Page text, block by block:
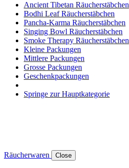
Ancient Tibetan Räucherstäbchen
Bodhi Leaf Räucherstäbchen
Pancha-Karma Räucherstäbchen
Singing Bowl Räucherstäbchen
Smoke Therapy Räucherstäbchen
Kleine Packungen
Mittlere Packungen
Grosse Packungen
Geschenkpackungen
Springe zur Hauptkategorie
Räucherwaren Close